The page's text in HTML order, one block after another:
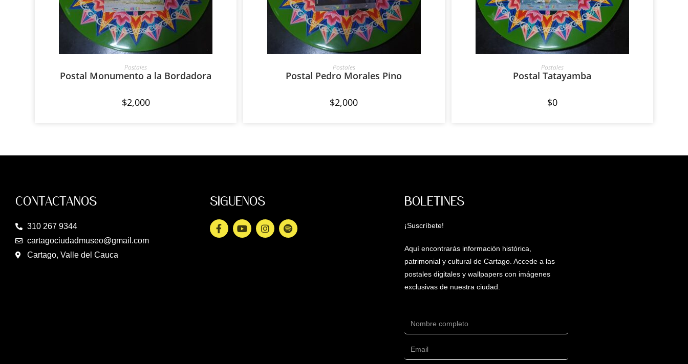
AÑADIR AL CARRITO
Postales
Postal Monumento a la Bordadora
$2,000
AÑADIR AL CARRITO
Postales
Postal Pedro Morales Pino
$2,000
AÑADIR AL CARRITO
Postales
Postal Tatayamba
$0
CONTÁCTANOS
310 267 9344
cartagociudadmuseo@gmail.com
Cartago, Valle del Cauca
SÍGUENOS BOLETINES
¡Suscríbete!
Aquí encontrarás información histórica,
patrimonial y cultural de Cartago. Accede a las
postales digitales y wallpapers con imágenes
exclusivas de nuestra ciudad.